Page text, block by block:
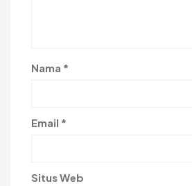
Nama *
Email *
Situs Web